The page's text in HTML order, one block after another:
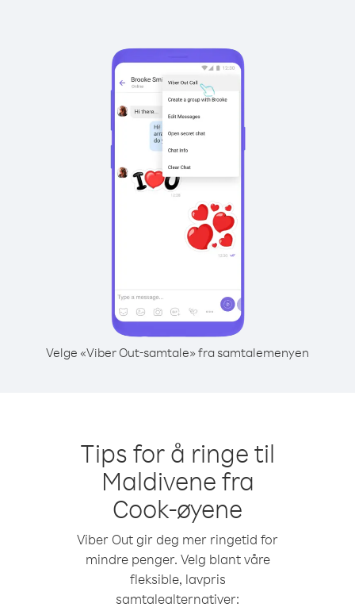
Velge «Viber Out-samtale» fra samtalemenyen
Tips for å ringe til
Maldivene fra
Cook-øyene
Viber Out gir deg mer ringetid for
mindre penger. Velg blant våre
fleksible, lavpris
samtalealternativer: